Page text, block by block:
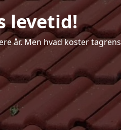
levetid!
år. Men hvad koster